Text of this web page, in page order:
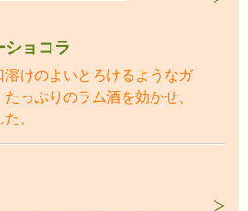
ョコラ
溶けのよいとろけるようなガ
たっぷりのラム酒を効かせ、
。